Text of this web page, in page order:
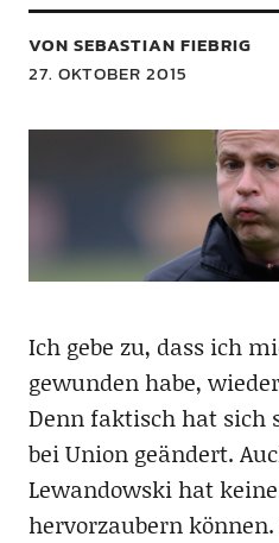
VON SEBASTIAN FIEBRIG
27. OKTOBER 2015
Ich gebe zu, dass ich
gewunden habe,
Denn faktisch hat sich
bei Union geändert.
Lewandowski hat
hervorzaubern